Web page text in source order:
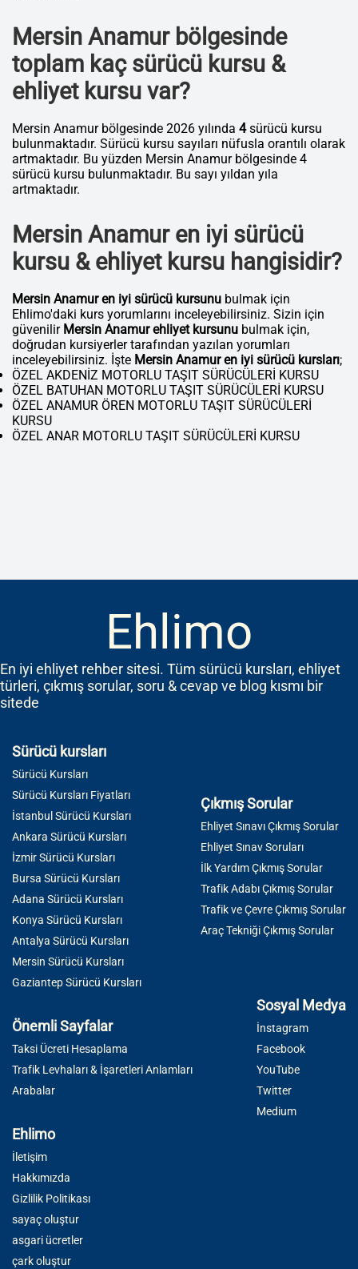
Mersin Anamur bölgesinde
toplam kaç sürücü kursu &
ehliyet kursu var?
Mersin Anamur bölgesinde 2026 yılında 4sürücü kursu
bulunmaktadır. Sürücü kursu sayıları nüfusla orantılı olarak
artmaktadır. Bu yüzden Mersin Anamur bölgesinde 4
sürücü kursu bulunmaktadır. Bu sayı yıldan yıla
artmaktadır.
Mersin Anamur en iyi sürücü
kursu & ehliyet kursu hangisidir?
Mersin Anamur en iyi sürücü kursunu bulmak için
Ehlimo'daki kurs yorumlarını inceleyebilirsiniz. Sizin için
güvenilir Mersin Anamur ehliyet kursunu bulmak için,
doğrudan kursiyerler tarafından yazılan yorumları
inceleyebilirsiniz. İşte Mersin Anamur en iyi sürücü kursları;
ÖZEL AKDENİZ MOTORLU TAŞIT SÜRÜCÜLERİ KURSU
ÖZEL BATUHAN MOTORLU TAŞIT SÜRÜCÜLERİ KURSU
ÖZEL ANAMUR ÖREN MOTORLU TAŞIT SÜRÜCÜLERİ
KURSU
ÖZEL ANAR MOTORLU TAŞIT SÜRÜCÜLERİ KURSU
Ehlimo
En iyi ehliyet rehber sitesi. Tüm sürücü kursları, ehliyet
türleri, çıkmış sorular, soru & cevap ve blog kısmı bir
sitede
Sürücü kursları
Sürücü Kursları
Sürücü Kursları Fiyatları
İstanbul Sürücü Kursları
Ankara Sürücü Kursları
İzmir Sürücü Kursları
Bursa Sürücü Kursları
Adana Sürücü Kursları
Konya Sürücü Kursları
Antalya Sürücü Kursları
Mersin Sürücü Kursları
Gaziantep Sürücü Kursları
Çıkmış Sorular
Ehliyet Sınavı Çıkmış Sorular
Ehliyet Sınav Soruları
İlk Yardım Çıkmış Sorular
Trafik Adabı Çıkmış Sorular
Trafik ve Çevre Çıkmış Sorular
Araç Tekniği Çıkmış Sorular
Önemli Sayfalar
Taksi Ücreti Hesaplama
Trafik Levhaları & İşaretleri Anlamları
Arabalar
Sosyal Medya
İnstagram
Facebook
YouTube
Twitter
Medium
Ehlimo
İletişim
Hakkımızda
Gizlilik Politikası
sayaç oluştur
asgari ücretler
çark oluştur